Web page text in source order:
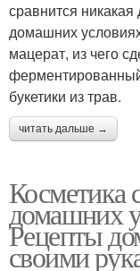
сравнится
домашних
мацерат, из чего
букетики из трав.
читать дальше →
Косметика
домашних
Рецепты
своими